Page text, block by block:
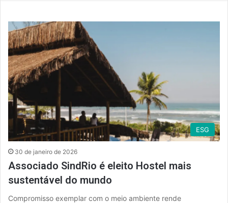
ESG
30 de janeiro de 2026
Associado SindRio é eleito Hostel mais
sustentável do mundo
Compromisso exemplar com o meio ambiente rende